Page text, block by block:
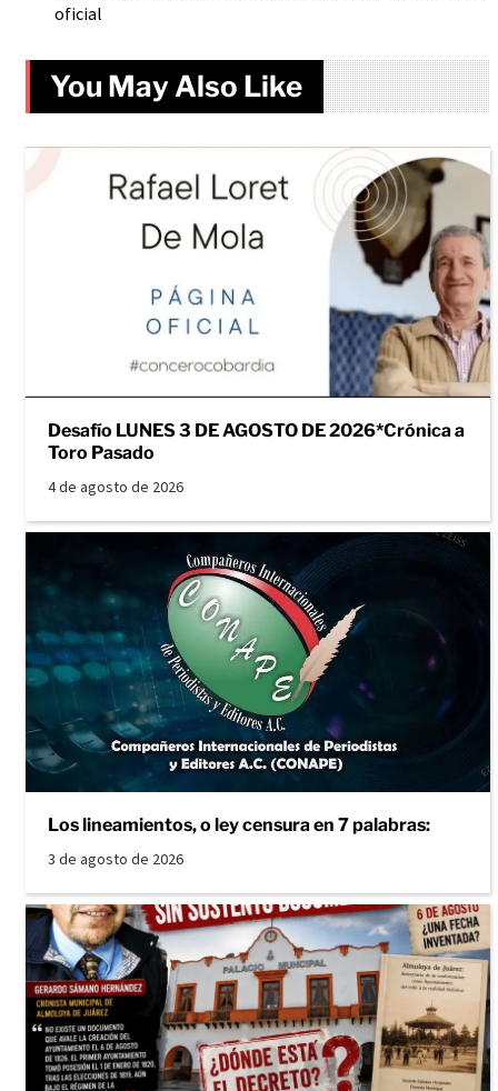
oficial
You May Also Like
Desafío LUNES 3 DE AGOSTO DE 2026*Crónica a
Toro Pasado
4 de agosto de 2026
Los lineamientos, o ley censura en 7 palabras:
3 de agosto de 2026